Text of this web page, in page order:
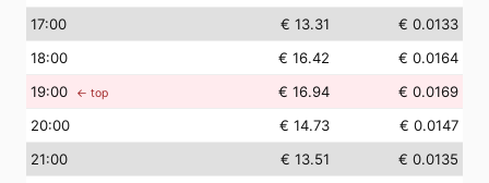
17:00 € 13.31
€ 0.0133
18:00 € 16.42
€ 0.0164
19:00 ← top € 16.94
€ 0.0169
20:00 € 14.73
€ 0.0147
21:00 € 13.51
€ 0.0135